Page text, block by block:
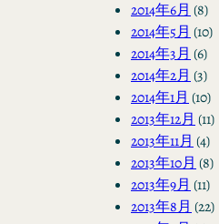
2014年6月 (8)
2014年5月 (10)
2014年3月 (6)
2014年2月 (3)
2014年1月 (10)
2013年12月 (11)
2013年11月 (4)
2013年10月 (8)
2013年9月 (11)
2013年8月 (22)